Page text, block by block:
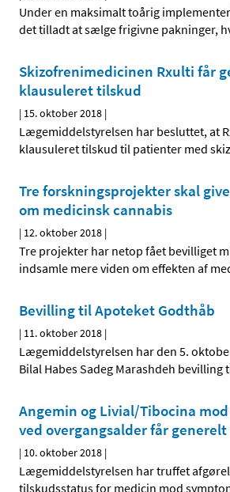
Under en maksimalt toårig
det tilladt at sælge frigivne pakninger,
Skizofrenimedicinen Rxulti får
klausuleret tilskud
| 15. oktober 2018 |
Lægemiddelstyrelsen har besluttet, at
klausuleret tilskud til patienter med
Tre forskningsprojekter skal
om medicinsk cannabis
| 12. oktober 2018 |
Tre projekter har netop fået bevilliget
indsamle mere viden om effekten af
Bevilling til Apoteket Godthåb
| 11. oktober 2018 |
Lægemiddelstyrelsen har den 5.
Bilal Habes Sadeg Marashdeh bevilling
Angemin og Livial/Tibocina
ved overgangsalder får
| 10. oktober 2018 |
Lægemiddelstyrelsen har truffet
tilskudsstatus for medicin mod